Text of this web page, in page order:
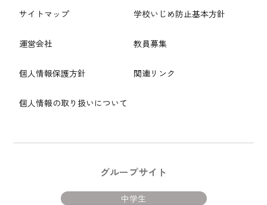
サイトマップ
運営会社
個人情報保護方針
個人情報の取り扱いについて
学校いじめ防止基本方針
教員募集
関連リンク
グループサイト
中学生